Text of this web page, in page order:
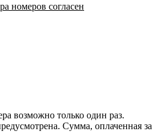
номеров согласен
возможно только один раз.
Сумма, оплаченная за